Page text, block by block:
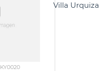
Villa Urquiza